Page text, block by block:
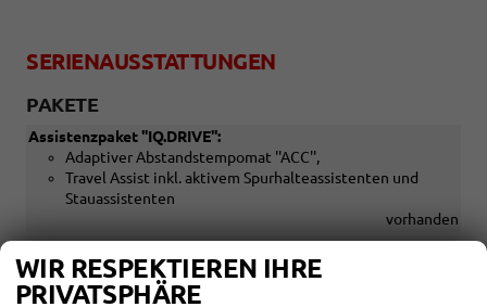
SERIENAUSSTATTUNGEN
PAKETE
Assistenzpaket ''IQ.DRIVE'':
Adaptiver Abstandstempomat ''ACC'',
Travel Assist inkl. aktivem Spurhalteassistenten und
Stauassistenten
vorhanden
Innenspiegel automatisch abblendend,
Regensensor,
WIR RESPEKTIEREN IHRE
PRIVATSPHÄRE